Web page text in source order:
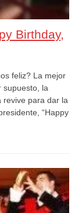
Birthday,
feliz? La mejor
supuesto, la
revive para dar la
“Happy